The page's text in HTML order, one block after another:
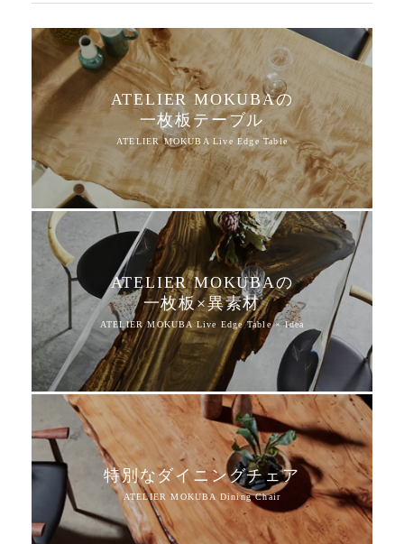
ATELIER MOKUBAの
一枚板テーブル
ATELIER MOKUBAの
一枚板×異素材
特別なダイニングチェア